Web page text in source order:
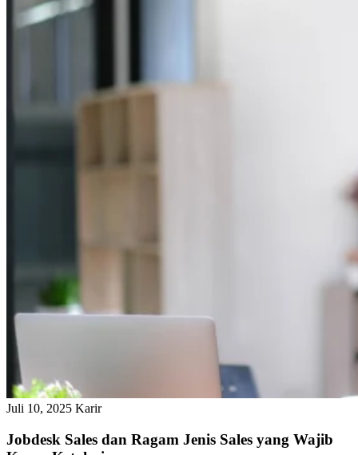
Juli 10, 2025 Karir
Jobdesk Sales dan Ragam Jenis Sales yang Wajib